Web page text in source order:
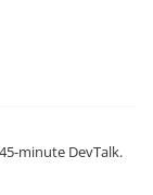
minute DevTalk.